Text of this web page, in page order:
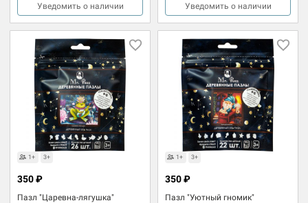
Уведомить о наличии Уведомить о наличии
1+ 3+
Пазл "Царевна-лягушка"
350 ₽
1+ 3+
Пазл "Уютный гномик"
350 ₽